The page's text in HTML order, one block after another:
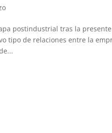
postindustrial tras la
tipo de relaciones entre la